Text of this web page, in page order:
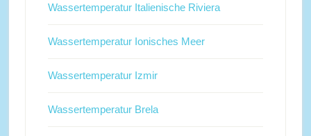
Wassertemperatur Italienische Riviera
Wassertemperatur Ionisches Meer
Wassertemperatur Izmir
Wassertemperatur Brela